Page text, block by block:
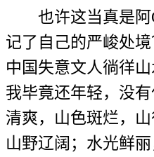
也许这当真是
记了自己的严峻处
中国失意文人徜徉
我毕竟还年轻，没
清爽，山色斑烂，山
山野辽阔；水光鲜